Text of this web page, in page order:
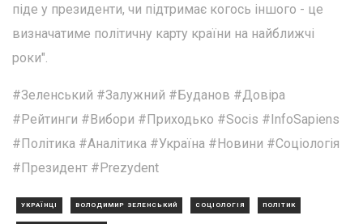
піде у президенти, чи підтримає когось іншого - це
визначатиме політичну карту країни на найближчі
роки".
#Зеленський #Залужний #Буданов #Довіра
#Рейтинги #Вибори #Приходько #Socis #InfoSapiens
#Політика #Аналітика #Україна #Новини #Соціологія
#Президент #Prezydent
УКРАЇНЦІ ВОЛОДИМИР ЗЕЛЕНСЬКИЙ СОЦІОЛОГІЯ ПОЛІТИК